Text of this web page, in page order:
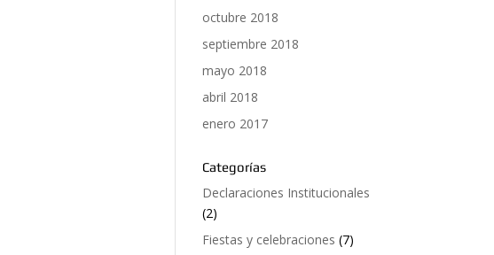
octubre 2018
septiembre 2018
mayo 2018
abril 2018
enero 2017
Categorías
Declaraciones Institucionales
(2)
Fiestas y celebraciones (7)